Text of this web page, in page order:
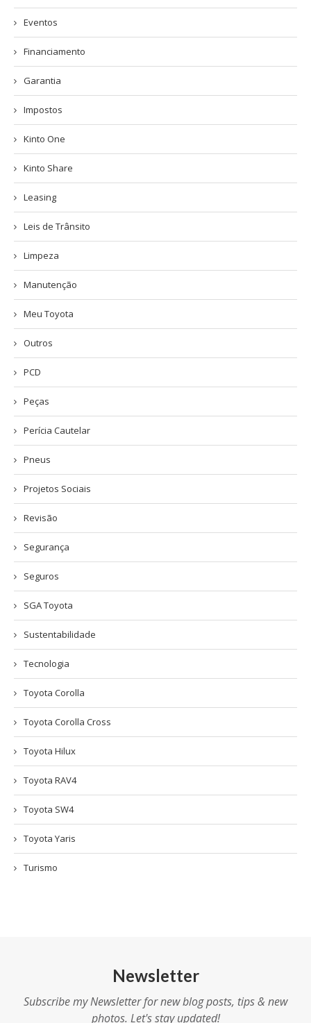
Eventos
Financiamento
Garantia
Impostos
Kinto One
Kinto Share
Leasing
Leis de Trânsito
Limpeza
Manutenção
Meu Toyota
Outros
PCD
Peças
Perícia Cautelar
Pneus
Projetos Sociais
Revisão
Segurança
Seguros
SGA Toyota
Sustentabilidade
Tecnologia
Toyota Corolla
Toyota Corolla Cross
Toyota Hilux
Toyota RAV4
Toyota SW4
Toyota Yaris
Turismo
Newsletter
Subscribe my Newsletter for new blog posts, tips & new
photos. Let's stay updated!